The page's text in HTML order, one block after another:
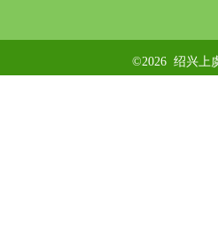
©2026 绍兴上